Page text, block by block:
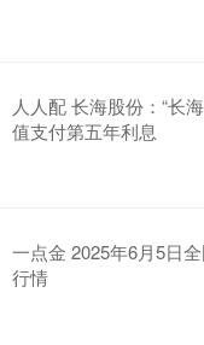
人人配 长海股份：“长
值支付第五年利息
一点金 2025年6月5日
行情